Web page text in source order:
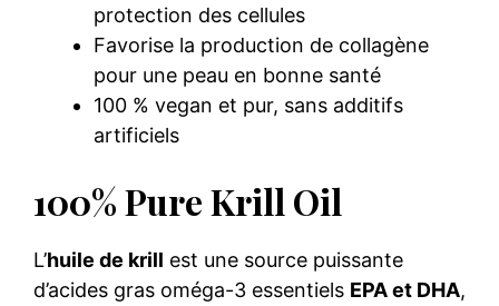
protection des cellules
Favorise la production de collagène
pour une peau en bonne santé
100 % vegan et pur, sans additifs
artificiels
100% Pure Krill Oil
L’huile de krill est une source puissante
d’acides gras oméga-3 essentiels EPA et DHA,